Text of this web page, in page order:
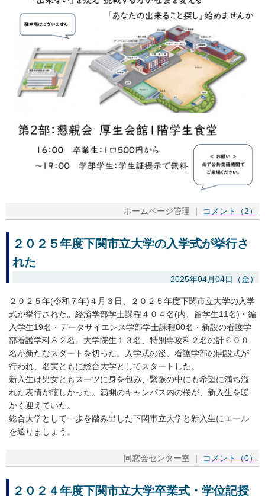
ホームページ管理 ｜ コメント（2）
２０２５年度下関市立大学の入学式が挙行さ
れた
2025年04月04日（金）
２０２５年(令和７年)４月３日、２０２５年度下関市立大学の入学
式が挙行された。経済学部学士課程４０４名(内、留学生11名)・編
入学生19名・データサイエンス学部学士課程80名・新設の看護学
部看護学科８２名、大学院生１３名、特別専攻科２名の計６００
名が新たなスタートを切った。入学式の後、看護学部の開設式が
行われ、名実ともに総合大学としてスタートした。
新入生は男女ともスーツに身を包み、緊張の中にも希望に満ち溢
れた表情が眩しかった。満開のキャンパス内の桜が、新入生を暖
かく迎えていた。
総合大学として一歩を踏み出した下関市立大学と新入生にエール
を送りましょう。
同窓会センター室 ｜ コメント（0）
２０２４年度下関市立大学卒業式・学位記授